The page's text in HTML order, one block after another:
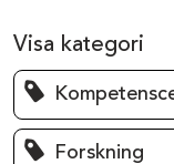
Visa kategori
Forskning